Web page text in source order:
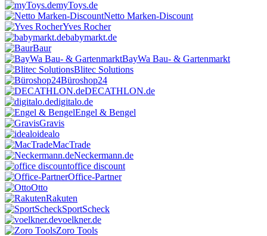
myToys.de
Netto Marken-Discount
Yves Rocher
babymarkt.de
Baur
BayWa Bau- & Gartenmarkt
Blitec Solutions
Büroshop24
DECATHLON.de
digitalo.de
Engel & Bengel
Gravis
idealo
MacTrade
Neckermann.de
office discount
Office-Partner
Otto
Rakuten
SportScheck
voelkner.de
Zoro Tools